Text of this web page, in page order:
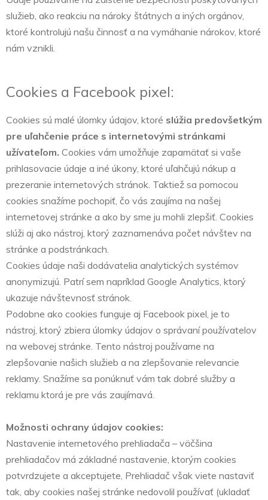
služieb, ako reakciu na nároky štátnych a iných orgánov,
ktoré kontrolujú našu činnosť a na vymáhanie nárokov, ktoré
nám vznikli.
Cookies a Facebook pixel:
Cookies sú malé úlomky údajov, ktoré slúžia predovšetkým
pre uľahčenie práce s internetovými stránkami
užívateľom. Cookies vám umožňuje zapamätať si vaše
prihlasovacie údaje a iné úkony, ktoré uľahčujú nákup a
prezeranie internetových stránok. Taktiež sa pomocou
cookies snažíme pochopiť, čo vás zaujíma na našej
internetovej stránke a ako by sme ju mohli zlepšiť. Cookies
slúži aj ako nástroj, ktorý zaznamenáva počet návštev na
stránke a podstránkach.
Cookies údaje naši dodávatelia analytických systémov
anonymizujú. Patrí sem napríklad Google Analytics, ktorý
ukazuje návštevnosť stránok.
Podobne ako cookies funguje aj Facebook pixel, je to
nástroj, ktorý zbiera úlomky údajov o správaní používatelov
na webovej stránke. Tento nástroj používame na
zlepšovanie našich služieb a na zlepšovanie relevancie
reklamy. Snažíme sa ponúknuť vám tak dobré služby a
reklamu ktorá je pre vás zaujímavá.
Možnosti ochrany údajov cookies:
Nastavenie internetového prehliadača – väčšina
prehliadačov má základné nastavenie, ktorým cookies
potvrdzujete a akceptujete, Prehliadač však viete nastaviť
tak, aby cookies našej stránke nedovolil používať (ukladať